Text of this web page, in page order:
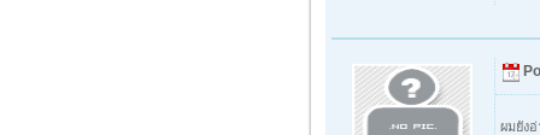
ผมยัง